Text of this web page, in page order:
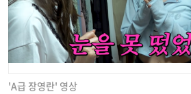
'A급 장영란' 영상